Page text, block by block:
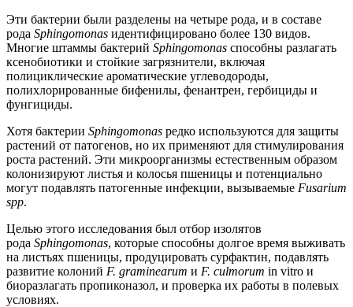
Эти бактерии были разделены на четыре рода, и в составе
рода Sphingomonas идентифицировано более 130 видов.
Многие штаммы бактерий Sphingomonas способны разлагать
ксенобиотики и стойкие загрязнители, включая
полициклические ароматические углеводороды,
полихлорированные бифенилы, фенантрен, гербициды и
фунгициды.
Хотя бактерии Sphingomonas редко используются для защиты
растений от патогенов, но их применяют для стимулирования
роста растений. Эти микроорганизмы естественным образом
колонизируют листья и колосья пшеницы и потенциально
могут подавлять патогенные инфекции, вызываемые Fusarium
spp.
Целью этого исследования был отбор изолятов
рода Sphingomonas, которые способны долгое время выживать
на листьях пшеницы, продуцировать сурфактин, подавлять
развитие колоний F. graminearum и F. culmorum in vitro и
биоразлагать пропиконазол, и проверка их работы в полевых
условиях.